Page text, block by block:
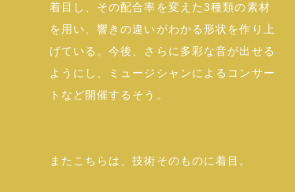
着目し、その配合率を変えた3種類の素材
を用い、響きの違いがわかる形状を作り上
げている。今後、さらに多彩な音が出せる
ようにし、ミュージシャンによるコンサー
トなど開催するそう。
またこちらは、技術そのものに着目。